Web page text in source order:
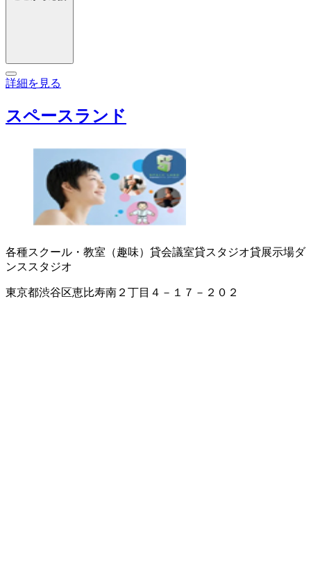
詳細を見る
スペースランド
各種スクール・教室（趣味） 貸会議室貸スタジオ貸展示場ダ
ンススタジオ
東京都渋谷区恵比寿南２丁目４－１７－２０２